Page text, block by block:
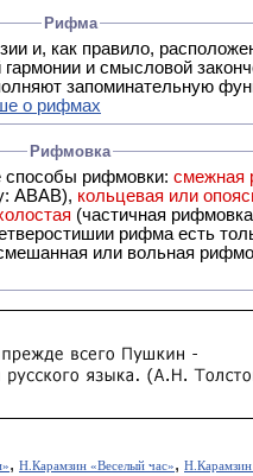
Рифма
в поэзии и, как правило,
и смысловой
запоминательную
о рифмах
Рифмовка
способы рифмовки: смежная
ABAB), кольцевая или
(частичная
рифма есть
, Н.Карамзин «Веселый час», Н.Карамзин